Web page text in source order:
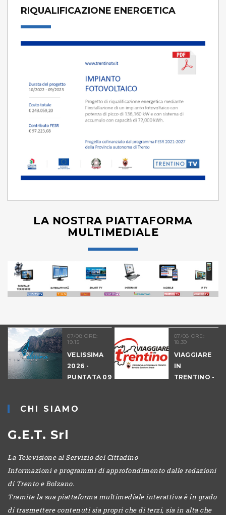
RIQUALIFICAZIONE ENERGETICA
LA NOSTRA PIATTAFORMA
MULTIMEDIALE
07/08 ORE:
19.15
VELISSIMA
2026 -
PUNTATA 09
LEVICO
07/08 ORE:
18.39
VIAGGIARE
IN
TRENTINO -
CHI SIAMO
G.E.T. Srl
La Televisione al Servizio del Cittadino
Informazioni e programmi di approfondimento dalle redazioni
di Trento e Bolzano.
Tramite la sua piattaforma multimediale interattiva è in grado
di trasmettere contenuti sia propri che di terzi, sia in alta che